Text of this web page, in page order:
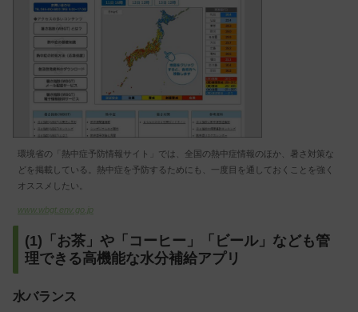
環境省の「熱中症予防情報サイト」では、全国の熱中症情報のほか、暑さ対策な
どを掲載している。熱中症を予防するためにも、一度目を通しておくことを強く
オススメしたい。
www.wbgt.env.go.jp
(1)「お茶」や「コーヒー」「ビール」なども管
理できる高機能な水分補給アプリ
水バランス